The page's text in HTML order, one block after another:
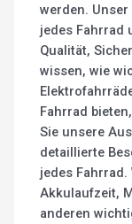
werden.
jedes Fahrrad
Qualität,
wissen, wie
Fahrrad
Sie unsere
detaillierte
jedes
Akkulaufzeit,
anderen